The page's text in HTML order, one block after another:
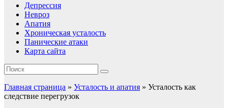
Депрессия
Невроз
Апатия
Хроническая усталость
Панические атаки
Карта сайта
Главная страница » Усталость и апатия » Усталость как
следствие перегрузок